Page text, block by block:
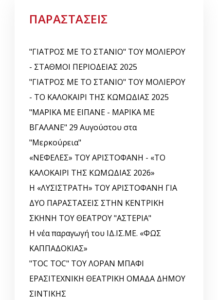
ΠΑΡΑΣΤΑΣΕΙΣ
"ΓΙΑΤΡΟΣ ΜΕ ΤΟ ΣΤΑΝΙΟ" ΤΟΥ ΜΟΛΙΕΡΟΥ
- ΣΤΑΘΜΟΙ ΠΕΡΙΟΔΕΙΑΣ 2025
"ΓΙΑΤΡΟΣ ΜΕ ΤΟ ΣΤΑΝΙΟ" ΤΟΥ ΜΟΛΙΕΡΟΥ
- ΤΟ ΚΑΛΟΚΑΙΡΙ ΤΗΣ ΚΩΜΩΔΙΑΣ 2025
"ΜΑΡΙΚΑ ΜΕ ΕΙΠΑΝΕ - ΜΑΡΙΚΑ ΜΕ
ΒΓΑΛΑΝΕ" 29 Αυγούστου στα
"Μερκούρεια"
«ΝΕΦΕΛΕΣ» ΤΟΥ ΑΡΙΣΤΟΦΑΝΗ - «ΤΟ
ΚΑΛΟΚΑΙΡΙ ΤΗΣ ΚΩΜΩΔΙΑΣ 2026»
Η «ΛΥΣΙΣΤΡΑΤΗ» ΤΟΥ ΑΡΙΣΤΟΦΑΝΗ ΓΙΑ
ΔΥΟ ΠΑΡΑΣΤΑΣΕΙΣ ΣΤΗΝ ΚΕΝΤΡΙΚΗ
ΣΚΗΝΗ ΤΟΥ ΘΕΑΤΡΟΥ "ΑΣΤΕΡΙΑ"
Η νέα παραγωγή του ΙΔ.ΙΣ.ΜΕ. «ΦΩΣ
ΚΑΠΠΑΔΟΚΙΑΣ»
"TOC TOC" ΤΟΥ ΛΟΡΑΝ ΜΠΑΦΙ
ΕΡΑΣΙΤΕΧΝΙΚΗ ΘΕΑΤΡΙΚΗ ΟΜΑΔΑ ΔΗΜΟΥ
ΣΙΝΤΙΚΗΣ